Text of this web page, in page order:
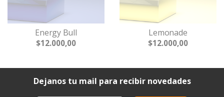
Energy Bull
$12.000,00
Lemonade
$12.000,00
Dejanos tu mail para recibir novedades